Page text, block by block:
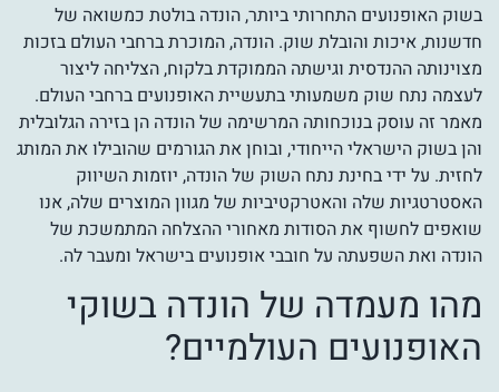
בשוק האופנועים התחרותי ביותר, הונדה בולטת כמשואה של
חדשנות, איכות והובלת שוק. הונדה, המוכרת ברחבי העולם בזכות
מצוינותה ההנדסית וגישתה הממוקדת בלקוח, הצליחה ליצור
לעצמה נתח שוק משמעותי בתעשיית האופנועים ברחבי העולם.
מאמר זה עוסק בנוכחותה המרשימה של הונדה הן בזירה הגלובלית
והן בשוק הישראלי הייחודי, ובוחן את הגורמים שהובילו את המותג
לחזית. על ידי בחינת נתח השוק של הונדה, יוזמות השיווק
האסטרטגיות שלה והאטרקטיביות של מגוון המוצרים שלה, אנו
שואפים לחשוף את הסודות מאחורי ההצלחה המתמשכת של
הונדה ואת השפעתה על חובבי אופנועים בישראל ומעבר לה.
מהו מעמדה של הונדה בשוקי
האופנועים העולמיים?